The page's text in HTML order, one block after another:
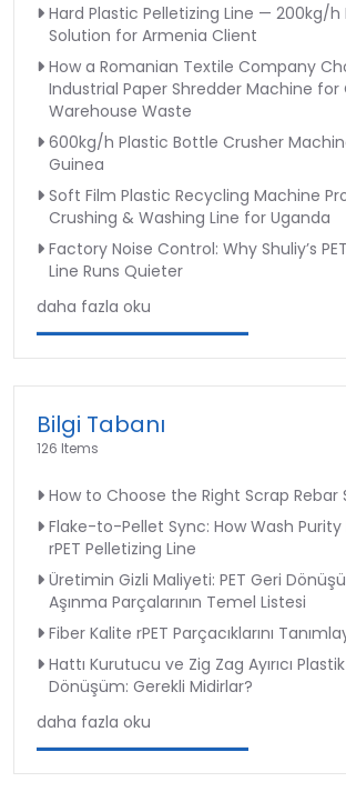
Hard Plastic Pelletizing Line — 200kg/h
Solution for Armenia Client
How a Romanian Textile Company
Industrial Paper Shredder Machine
Warehouse Waste
600kg/h Plastic Bottle Crusher
Guinea
Soft Film Plastic Recycling Machine
Crushing & Washing Line for Uganda
Factory Noise Control: Why Shuliy’s
Line Runs Quieter
daha fazla oku
Bilgi Tabanı
126 Items
How to Choose the Right Scrap
Flake-to-Pellet Sync: How Wash
rPET Pelletizing Line
Üretimin Gizli Maliyeti: PET Geri
Aşınma Parçalarının Temel Listesi
Fiber Kalite rPET Parçacıklarını
Hattı Kurutucu ve Zig Zag Ayırıcı
Dönüşüm: Gerekli Midirlar?
daha fazla oku